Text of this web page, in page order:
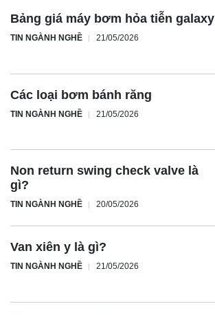
Bảng giá máy bơm hỏa tiễn galaxy
TIN NGÀNH NGHỀ 21/05/2026
Các loại bơm bánh răng
TIN NGÀNH NGHỀ 21/05/2026
Non return swing check valve là
gì?
TIN NGÀNH NGHỀ 20/05/2026
Van xiên y là gì?
TIN NGÀNH NGHỀ 21/05/2026